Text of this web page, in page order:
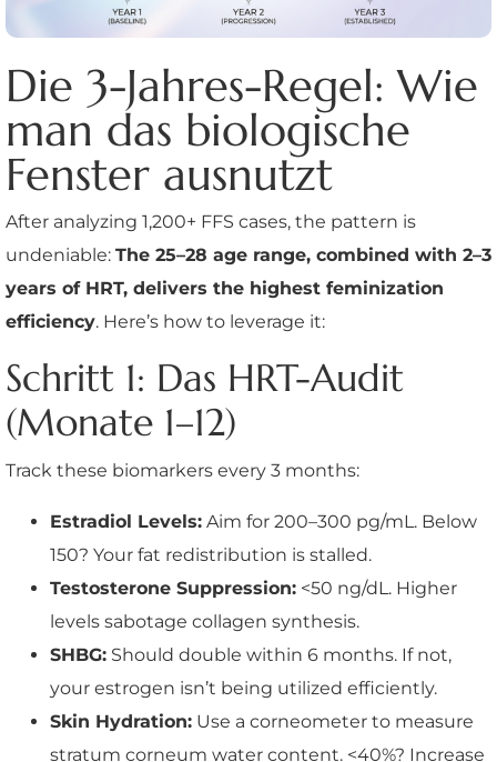
Die 3-Jahres-Regel: Wie
man das biologische
Fenster ausnutzt
After analyzing 1,200+ FFS cases, the pattern is
undeniable: The 25–28 age range, combined with 2–3
years of HRT, delivers the highest feminization
efficiency. Here’s how to leverage it:
Schritt 1: Das HRT-Audit
(Monate 1–12)
Track these biomarkers every 3 months:
Estradiol Levels: Aim for 200–300 pg/mL. Below
150? Your fat redistribution is stalled.
Testosterone Suppression: <50 ng/dL. Higher
levels sabotage collagen synthesis.
SHBG: Should double within 6 months. If not,
your estrogen isn’t being utilized efficiently.
Skin Hydration: Use a corneometer to measure
stratum corneum water content. <40%? Increase